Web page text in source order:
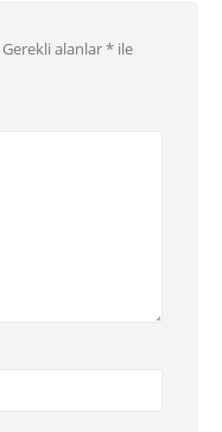
Gerekli alanlar* ile